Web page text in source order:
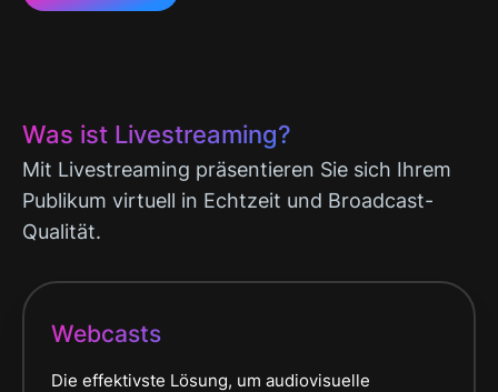
Was ist Livestreaming?
Mit Livestreaming präsentieren Sie sich Ihrem
Publikum virtuell in Echtzeit und Broadcast-
Qualität.
Webcasts
Die effektivste Lösung, um audiovisuelle